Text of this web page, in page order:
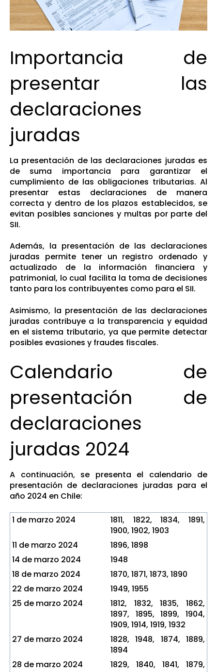
Importancia de
presentar las
declaraciones
juradas
La presentación de las declaraciones juradas es
de suma importancia para garantizar el
cumplimiento de las obligaciones tributarias. Al
presentar estas declaraciones de manera
correcta y dentro de los plazos establecidos, se
evitan posibles sanciones y multas por parte del
SII.
Además, la presentación de las declaraciones
juradas permite tener un registro ordenado y
actualizado de la información financiera y
patrimonial, lo cual facilita la toma de decisiones
tanto para los contribuyentes como para el SII.
Asimismo, la presentación de las declaraciones
juradas contribuye a la transparencia y equidad
en el sistema tributario, ya que permite detectar
posibles evasiones y fraudes fiscales.
Calendario de
presentación de
declaraciones
juradas 2024
A continuación, se presenta el calendario de
presentación de declaraciones juradas para el
año 2024 en Chile:
1 de marzo 2024
1811, 1822, 1834, 1891,
1900, 1902, 1903
11 de marzo 2024
1896, 1898
14 de marzo 2024
1948
18 de marzo 2024
1870, 1871, 1873, 1890
22 de marzo 2024
1949, 1955
25 de marzo 2024
1812, 1832, 1835, 1862,
1897, 1895, 1899, 1904,
1909, 1914, 1919, 1932
27 de marzo 2024
1828, 1948, 1874, 1889,
1894
28 de marzo 2024
1829, 1840, 1841, 1879,